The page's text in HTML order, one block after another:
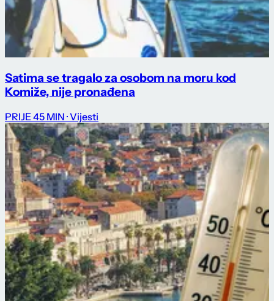
Satima se tragalo za osobom na moru kod
Komiže, nije pronađena
PRIJE 45 MIN · Vijesti